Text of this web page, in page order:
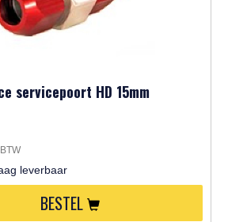
servicepoort HD 15mm
leverbaar
BESTEL